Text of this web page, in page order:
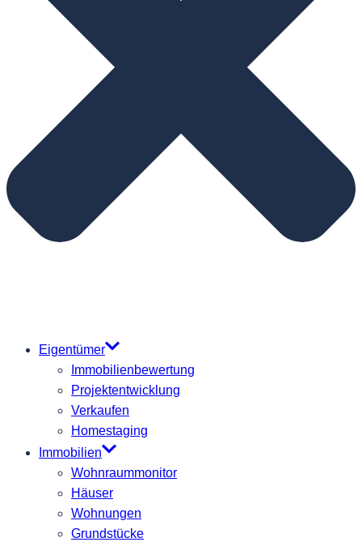
Eigentümer
Immobilienbewertung
Projektentwicklung
Verkaufen
Homestaging
Immobilien
Wohnraummonitor
Häuser
Wohnungen
Grundstücke